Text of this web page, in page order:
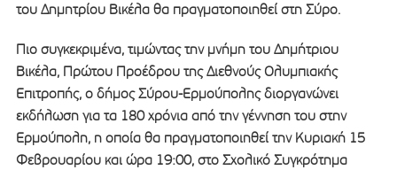
του Δημητρίου Βικέλα θα πραγματοποιηθεί στη Σύρο.
Πιο συγκεκριμένα, τιμώντας την μνήμη του Δημήτριου
Βικέλα, Πρώτου Προέδρου της Διεθνούς Ολυμπιακής
Επιτροπής, ο δήμος Σύρου-Ερμούπολης διοργανώνει
εκδήλωση για τα 180 χρόνια από την γέννηση του στην
Ερμούπολη, η οποία θα πραγματοποιηθεί την Κυριακή 15
Φεβρουαρίου και ώρα 19:00, στο Σχολικό Συγκρότημα